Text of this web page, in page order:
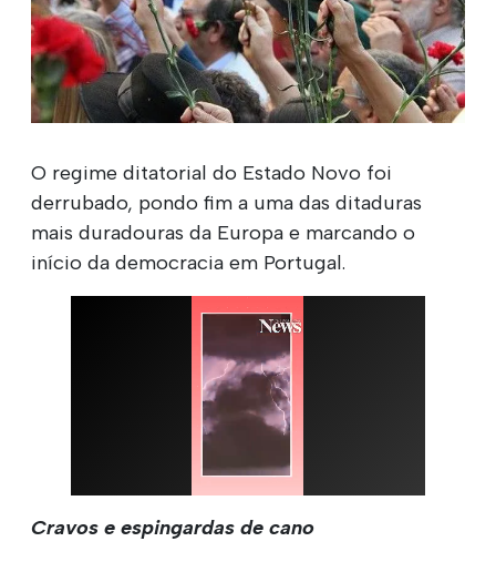
O regime ditatorial do Estado Novo foi
derrubado, pondo fim a uma das ditaduras
mais duradouras da Europa e marcando o
início da democracia em Portugal.
Cravos e espingardas de cano